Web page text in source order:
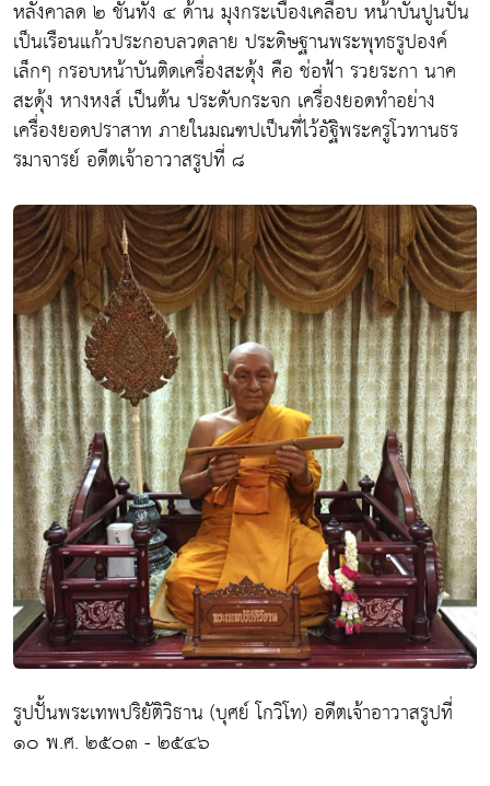
หลังคาลด ๒ ชั้นทั้ง ๔ ด้าน มุงกระเบื้องเคลือบ หน้าบันปูนปั้น
เป็นเรือนแก้วประกอบลวดลาย ประดิษฐานพระพุทธรูปองค์
เล็กๆ กรอบหน้าบันติดเครื่องสะดุ้ง คือ ช่อฟ้า รวยระกา นาค
สะดุ้ง หางหงส์ เป็นต้น ประดับกระจก เครื่องยอดทำอย่าง
เครื่องยอดปราสาท ภายในมณฑปเป็นที่ไว้อัฐิพระครูโวทานธร
รมาจารย์ อดีตเจ้าอาวาสรูปที่ ๘
รูปปั้นพระเทพปริยัติวิธาน (บุศย์ โกวิโท) อดีตเจ้าอาวาสรูปที่
๑๐ พ.ศ. ๒๕๐๓ - ๒๕๔๖